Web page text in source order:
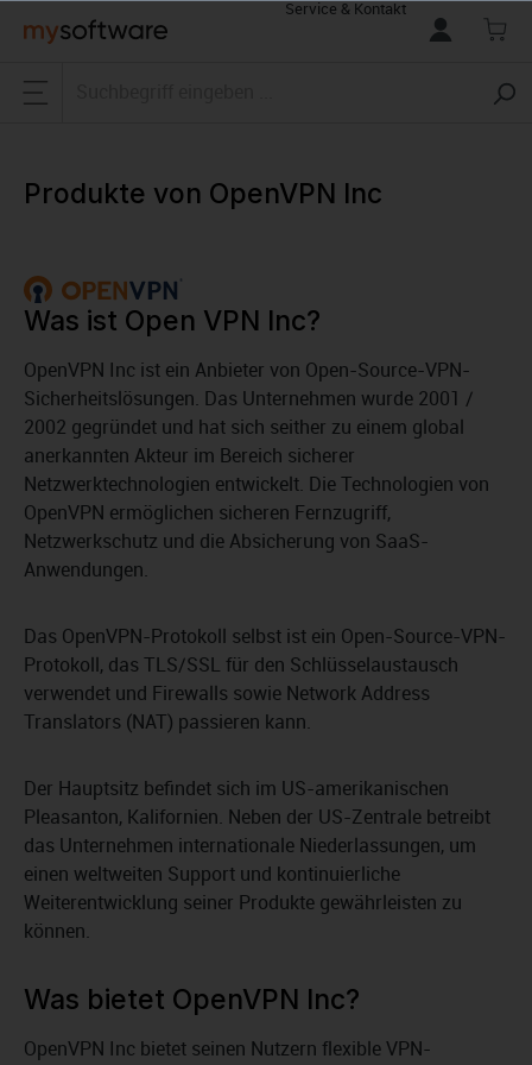
springen
Service & Kontakt
Produkte von OpenVPN Inc
Was ist Open VPN Inc?
OpenVPN Inc ist ein Anbieter von Open-Source-VPN-
Sicherheitslösungen. Das Unternehmen wurde 2001 /
2002 gegründet und hat sich seither zu einem global
anerkannten Akteur im Bereich sicherer
Netzwerktechnologien entwickelt. Die Technologien von
OpenVPN ermöglichen sicheren Fernzugriff,
Netzwerkschutz und die Absicherung von SaaS-
Anwendungen.
Das OpenVPN-Protokoll selbst ist ein Open-Source-VPN-
Protokoll, das TLS/SSL für den Schlüsselaustausch
verwendet und Firewalls sowie Network Address
Translators (NAT) passieren kann.
Der Hauptsitz befindet sich im US-amerikanischen
Pleasanton, Kalifornien. Neben der US-Zentrale betreibt
das Unternehmen internationale Niederlassungen, um
einen weltweiten Support und kontinuierliche
Weiterentwicklung seiner Produkte gewährleisten zu
können.
Was bietet OpenVPN Inc?
OpenVPN Inc bietet seinen Nutzern flexible VPN-